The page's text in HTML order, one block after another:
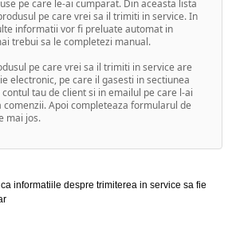
pe care le-ai cumparat. Din aceasta lista
pe care vrei sa il trimiti in service. In
informatii vor fi preluate automat in
trebui sa le completezi manual.
pe care vrei sa il trimiti in service are
electronic, pe care il gasesti in sectiunea
tau de client si in emailul pe care l-ai
Apoi completeaza formularul de
mai jos.
informatiile despre trimiterea in service sa fie